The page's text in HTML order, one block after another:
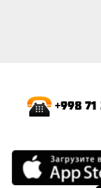
+998